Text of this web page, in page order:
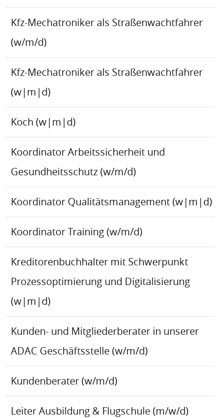
Kfz-Mechatroniker als Straßenwachtfahrer
(w/m/d)
Kfz-Mechatroniker als Straßenwachtfahrer
(w|m|d)
Koch (w|m|d)
Koordinator Arbeitssicherheit und
Gesundheitsschutz (w/m/d)
Koordinator Qualitätsmanagement (w|m|d)
Koordinator Training (w/m/d)
Kreditorenbuchhalter mit Schwerpunkt
Prozessoptimierung und Digitalisierung
(w|m|d)
Kunden- und Mitgliederberater in unserer
ADAC Geschäftsstelle (w/m/d)
Kundenberater (w/m/d)
Leiter Ausbildung & Flugschule (m/w/d)